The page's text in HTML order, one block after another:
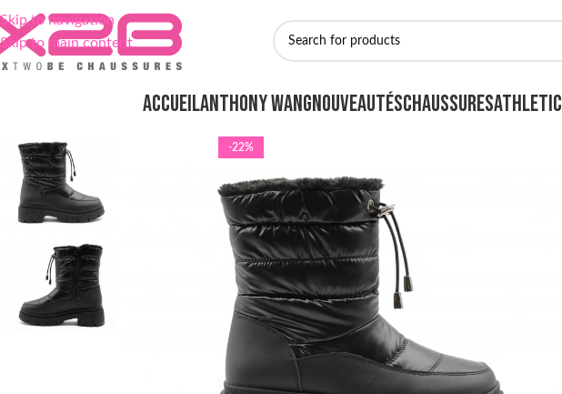
Skip to navigation
Skip to main content
ACCUEILANTHONY WANGNOUVEAUTÉSCHAUSSURESATHLETIC
-22%